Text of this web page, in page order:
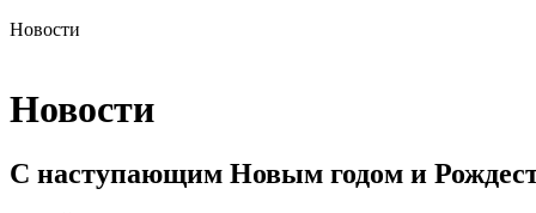
Новости
Новости
С наступающим Новым годом и